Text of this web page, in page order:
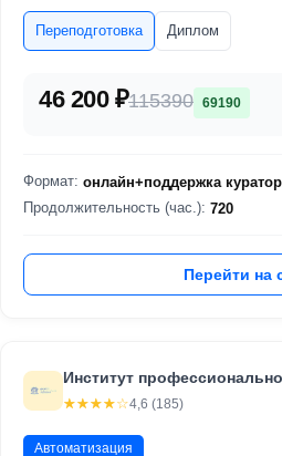
Переподготовка Диплом
46 200 ₽115390 69190
Формат: онлайн+поддержка
Продолжительность (час.): 720
Перейти на
Институт
☆☆☆☆☆
★★★★★4,6 (185)
Автоматизация